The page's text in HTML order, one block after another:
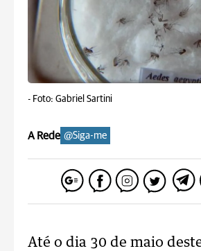
- Foto: Gabriel Sartini
A Rede @Siga-me
Até o dia 30 de maio